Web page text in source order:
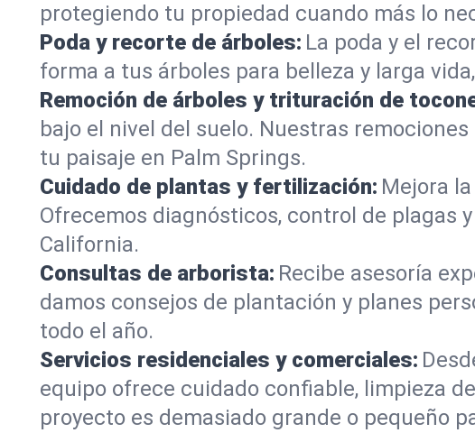
protegiendo tu propiedad cuando más lo
Poda y recorte de árboles: La poda y el
forma a tus árboles para belleza y larga
Remoción de árboles y trituración de
bajo el nivel del suelo. Nuestras
tu paisaje en Palm Springs.
Cuidado de plantas y fertilización: Mejora
Ofrecemos diagnósticos, control de plagas
California.
Consultas de arborista: Recibe asesoría
damos consejos de plantación y planes
todo el año.
Servicios residenciales y comerciales:
equipo ofrece cuidado confiable, limpieza
proyecto es demasiado grande o pequeño